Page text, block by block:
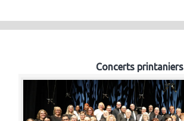
Concerts printaniers